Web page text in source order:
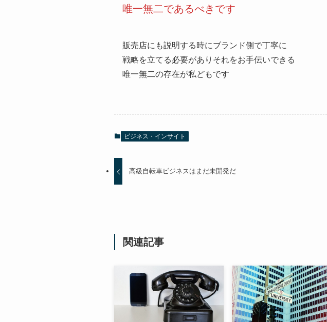
唯一無二であるべきです
販売店にも説明する時にブランド側で丁寧に
戦略を立てる必要がありそれをお手伝いできる
唯一無二の存在が私どもです
ビジネス・インサイト
高級自転車ビジネスはまだ未開発だ
関連記事